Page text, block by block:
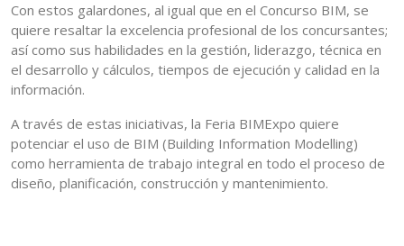
Con estos galardones, al igual que en el Concurso BIM, se
quiere resaltar la excelencia profesional de los concursantes;
así como sus habilidades en la gestión, liderazgo, técnica en
el desarrollo y cálculos, tiempos de ejecución y calidad en la
información.
A través de estas iniciativas, la Feria BIMExpo quiere
potenciar el uso de BIM (Building Information Modelling)
como herramienta de trabajo integral en todo el proceso de
diseño, planificación, construcción y mantenimiento.